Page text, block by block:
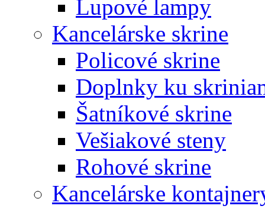
Lupové lampy
Kancelárske skrine
Policové skrine
Doplnky ku
Šatníkové skrine
Vešiakové steny
Rohové skrine
Kancelárske